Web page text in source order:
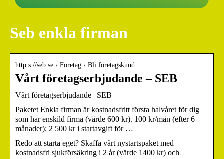
Seb enkla firman
http s://seb.se › Företag › Bli företagskund
Vårt företagserbjudande – SEB
Vårt företagserbjudande | SEB
Paketet Enkla firman är kostnadsfritt första halvåret för dig
som har enskild firma (värde 600 kr). 100 kr/mån (efter 6
månader); 2 500 kr i startavgift för …
Redo att starta eget? Skaffa vårt nystartspaket med
kostnadsfri sjukförsäkring i 2 år (värde 1400 kr) och